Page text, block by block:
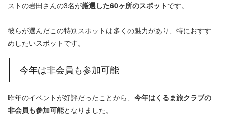
ストの岩田さんの3名が厳選した60ヶ所のスポットです。
彼らが選んだこの特別スポットは多くの魅力があり、特におすす
めしたいスポットです。
今年は非会員も参加可能
昨年のイベントが好評だったことから、 今年はくるま旅クラブの
非会員も参加可能となりました。